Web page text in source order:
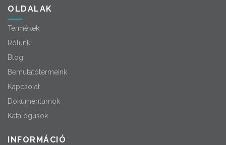
OLDALAK
Termékek
Rólunk
Blog
Bemutatótermeink
Kapcsolat
Dokumentumok
Katalógusok
INFORMÁCIÓ